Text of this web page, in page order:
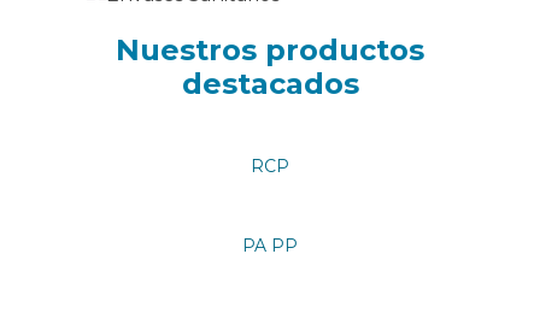
Nuestros productos
destacados
RCP
PA PP